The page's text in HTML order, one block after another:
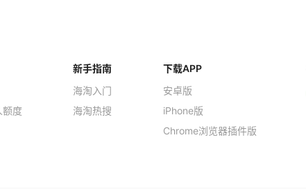
额度
新手指南
海淘入门
海淘热搜
下载APP
安卓版
iPhone版
Chrome浏览器插件版